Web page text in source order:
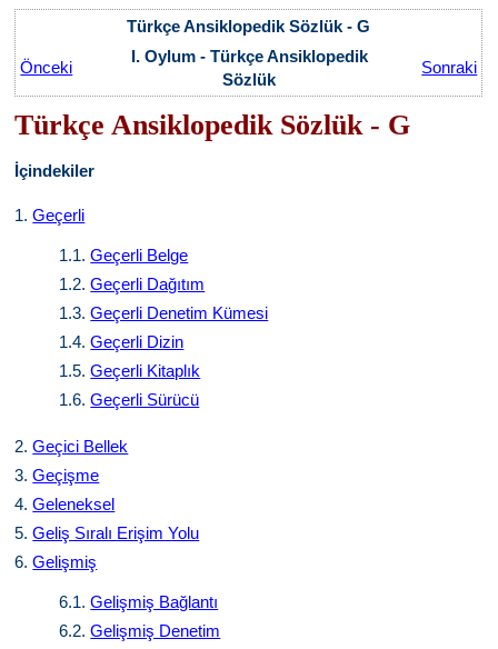
Türkçe Ansiklopedik Sözlük - G
Önceki
I. Oylum - Türkçe Ansiklopedik
Sözlük
Sonraki
Türkçe Ansiklopedik Sözlük - G
İçindekiler
1.Geçerli
1.1.Geçerli Belge
1.2.Geçerli Dağıtım
1.3.Geçerli Denetim Kümesi
1.4.Geçerli Dizin
1.5.Geçerli Kitaplık
1.6.Geçerli Sürücü
2.Geçici Bellek
3.Geçişme
4.Geleneksel
5.Geliş Sıralı Erişim Yolu
6.Gelişmiş
6.1.Gelişmiş Bağlantı
6.2.Gelişmiş Denetim